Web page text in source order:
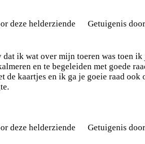
Getuigenis
ik wat over mijn toeren was toen ik
en te begeleiden met goede
de kaartjes en ik ga je goeie raad ook
Getuigenis